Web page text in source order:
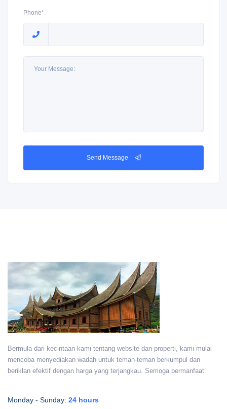
Phone*
Send Message
Bermula dari kecintaan kami tentang website dan properti, kami mulai
mencoba menyediakan wadah untuk teman-teman berkumpul dan
beriklan efektif dengan harga yang terjangkau. Semoga bermanfaat.
Monday - Sunday: 24 hours